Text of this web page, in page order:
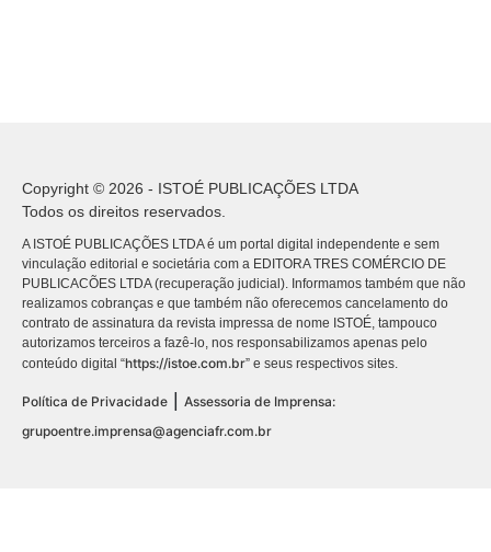
Copyright © 2026 - ISTOÉ PUBLICAÇÕES LTDA
Todos os direitos reservados.
A ISTOÉ PUBLICAÇÕES LTDA é um portal digital independente e sem
vinculação editorial e societária com a EDITORA TRES COMÉRCIO DE
PUBLICACÕES LTDA (recuperação judicial). Informamos também que não
realizamos cobranças e que também não oferecemos cancelamento do
contrato de assinatura da revista impressa de nome ISTOÉ, tampouco
autorizamos terceiros a fazê-lo, nos responsabilizamos apenas pelo
conteúdo digital “https://istoe.com.br” e seus respectivos sites.
Política de Privacidade
Assessoria de Imprensa:
grupoentre.imprensa@agenciafr.com.br